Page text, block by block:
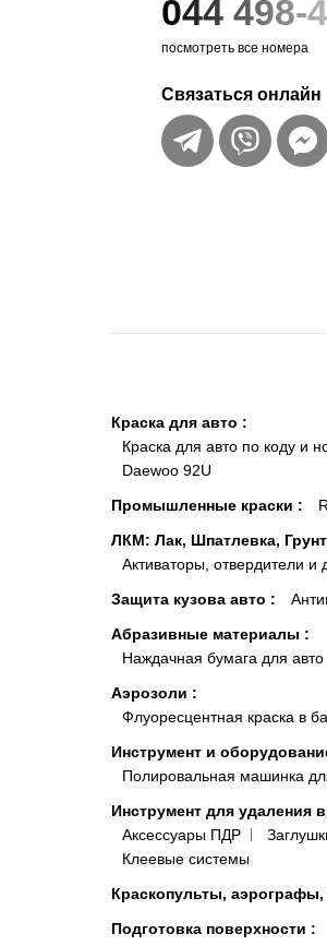
044 498-
посмотреть все номера
Связаться онлайн
Краска для авто :
Краска для авто по коду и
Daewoo 92U
Промышленные краски :
ЛКМ: Лак, Шпатлевка, Грунт
Активаторы, отвердители и
Защита кузова авто :
Абразивные материалы :
Наждачная бумага для авто
Аэрозоли :
Флуоресцентная краска в
Инструмент и
Полировальная машинка
Инструмент для удаления
Аксессуары ПДР
Клеевые системы
Краскопульты, аэрографы,
Подготовка поверхности :